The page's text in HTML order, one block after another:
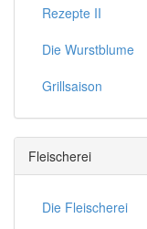
Rezepte II
Die Wurstblume
Grillsaison
Fleischerei
Die Fleischerei